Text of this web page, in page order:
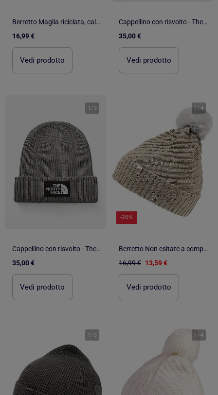
Berretto Maglia riciclata, calda fodera in pile riciclato, finta pelliccia donna Isotoner
16,99 €
Vedi prodotto
Cappellino con risvolto - The North Face
35,00 €
Vedi prodotto
1 / 3
Cappellino con risvolto - The North Face
35,00 €
Vedi prodotto
1 /4
-20%
Berretto Non esitate a completare il vostro look con i guanti abbinati. donna Isotoner
16,99 € 13,59 €
Vedi prodotto
1 / 3 1 /4